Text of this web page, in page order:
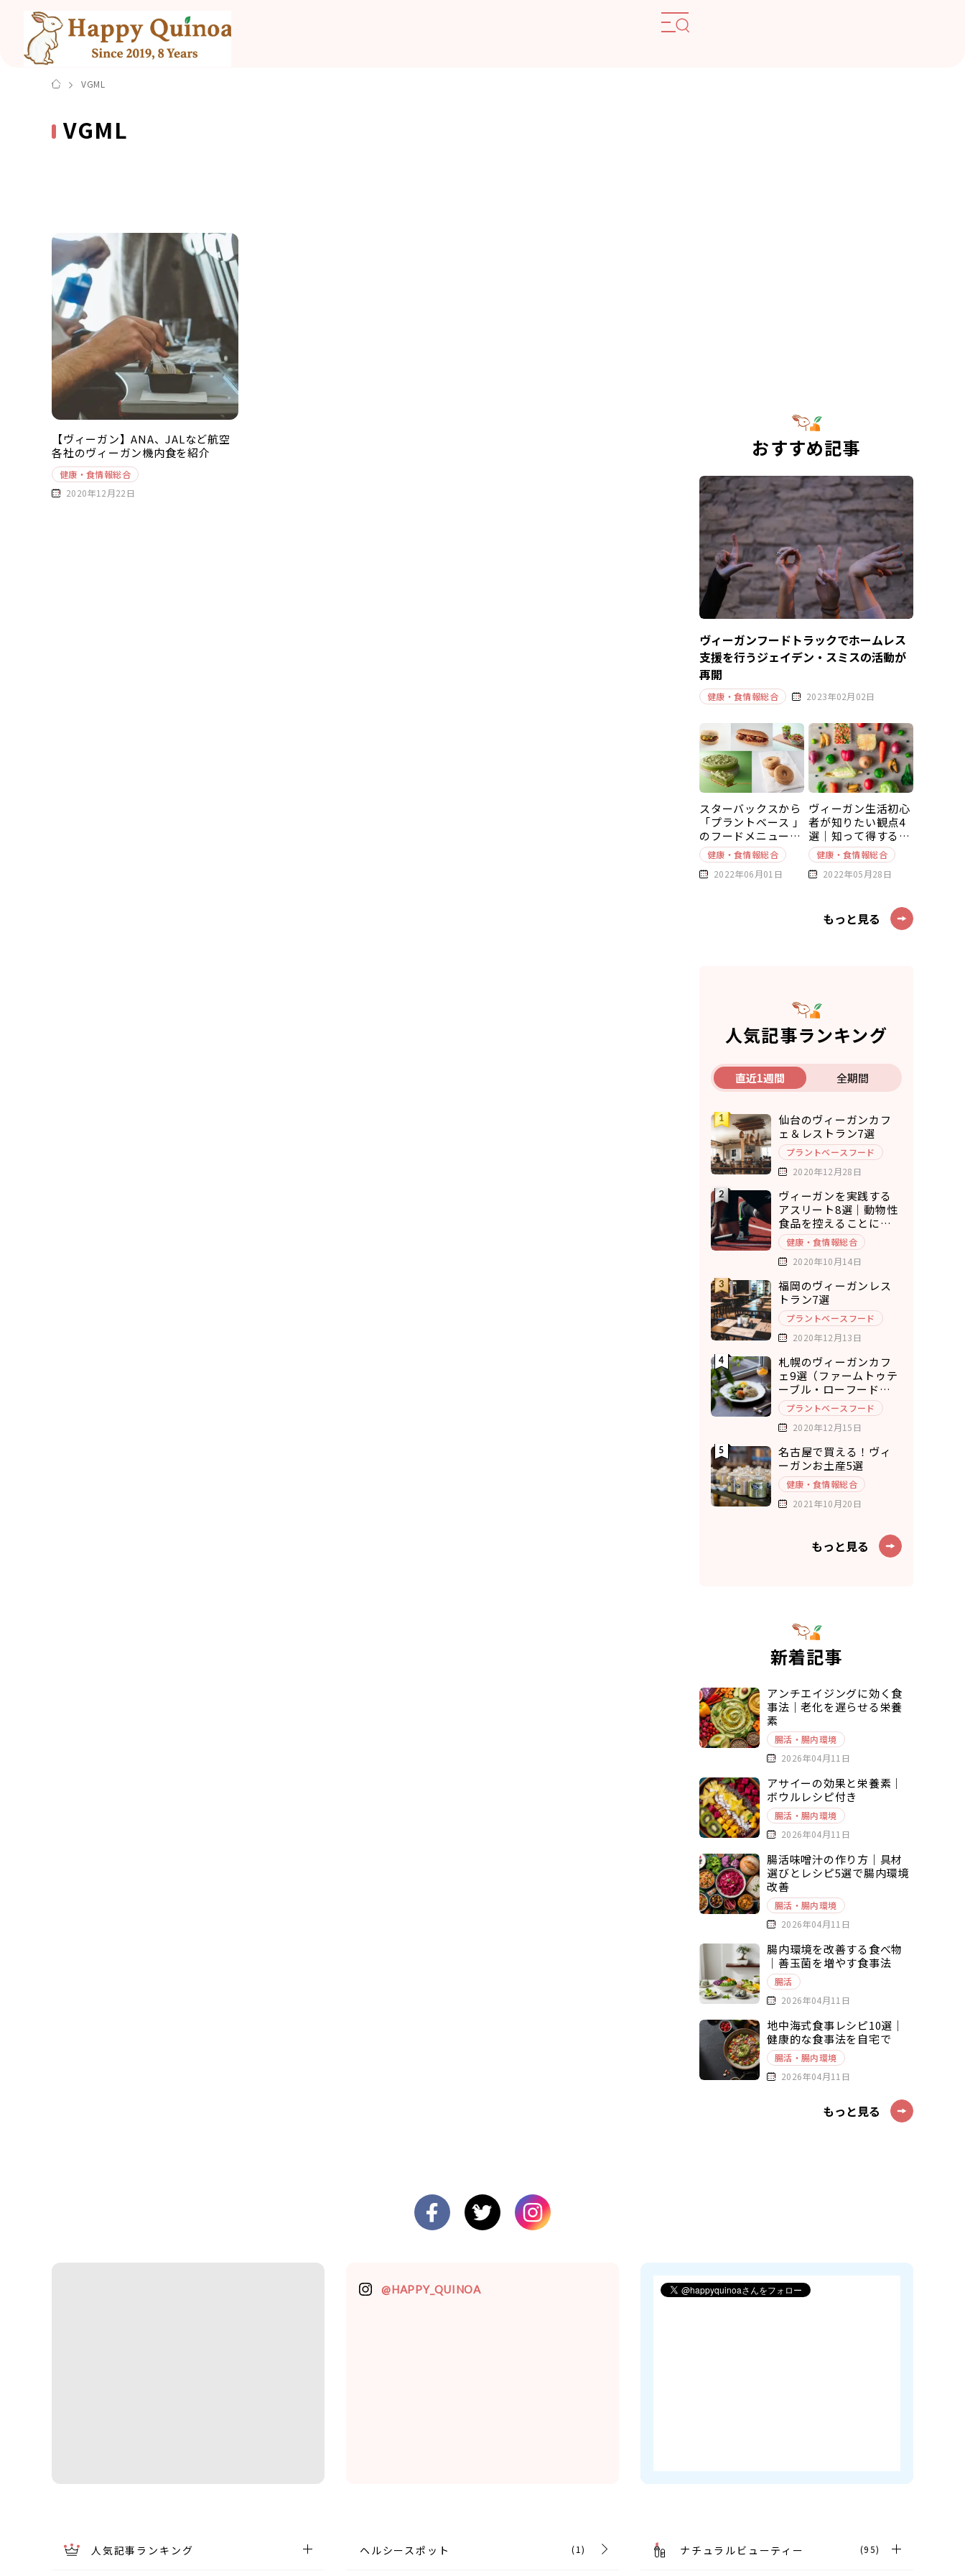
VGML
VGML
【ヴィーガン】ANA、JALなど航空
各社のヴィーガン機内食を紹介
健康・食情報総合
2020年12月22日
おすすめ記事
ヴィーガンフードトラックでホームレス
支援を行うジェイデン・スミスの活動が
再開
健康・食情報総合 2023年02月02日
スターバックスから
「プラントベース 」
のフードメニューが
新発売
健康・食情報総合
2022年06月01日
ヴィーガン生活初心
者が知りたい観点4
選｜知って得する豆
知識～基本編～
健康・食情報総合
2022年05月28日
もっと見る
人気記事ランキング
直近1週間 全期間
仙台のヴィーガンカフ
ェ＆レストラン7選
プラントベースフード
2020年12月28日
ヴィーガンを実践する
アスリート8選｜動物性
食品を控えることにメ
リットを実感
健康・食情報総合
2020年10月14日
福岡のヴィーガンレス
トラン7選
プラントベースフード
2020年12月13日
札幌のヴィーガンカフ
ェ9選（ファームトゥテ
ーブル・ローフードカ
フェ・チキュウ）
プラントベースフード
2020年12月15日
名古屋で買える！ヴィ
ーガンお土産5選
健康・食情報総合
2021年10月20日
もっと見る
新着記事
アンチエイジングに効く食
事法｜老化を遅らせる栄養
素
腸活・腸内環境
2026年04月11日
アサイーの効果と栄養素｜
ボウルレシピ付き
腸活・腸内環境
2026年04月11日
腸活味噌汁の作り方｜具材
選びとレシピ5選で腸内環境
改善
腸活・腸内環境
2026年04月11日
腸内環境を改善する食べ物
｜善玉菌を増やす食事法
腸活
2026年04月11日
地中海式食事レシピ10選｜
健康的な食事法を自宅で
腸活・腸内環境
2026年04月11日
もっと見る
@HAPPY_QUINOA
人気記事ランキング ヘルシースポット (1) ナチュラルビューティー (95)